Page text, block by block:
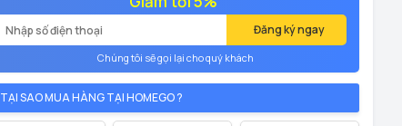
Đăng ký ngay
Chúng tôi sẽ gọi lại cho quý khách
TẠI SAO MUA HÀNG TẠI HOMEGO ?